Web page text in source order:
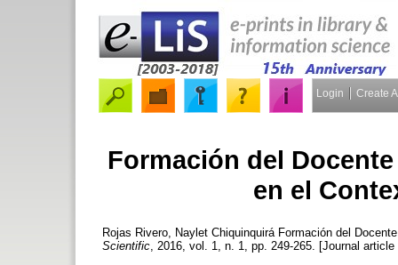
Login Create
Formación del
en el
Rojas Rivero, Naylet Chiquinquirá Formación del
Scientific , 2016, vol. 1, n. 1, pp. 249-265. [Journal